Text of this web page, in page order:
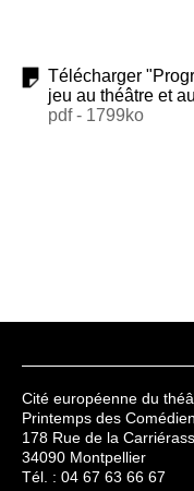
Télécharger
jeu au théâtre et
pdf - 1799ko
Cité européenne du
Printemps des
178 Rue de la
34090 Montpellier
Tél. : 04 67 63 66 67